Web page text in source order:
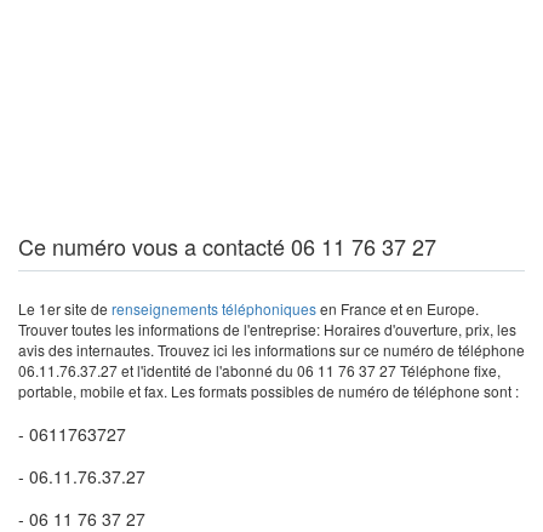
Ce numéro vous a contacté 06 11 76 37 27
Le 1er site de renseignements téléphoniquesen France et en Europe.
Trouver toutes les informations de l'entreprise: Horaires d'ouverture, prix, les
avis des internautes. Trouvez ici les informations sur ce numéro de téléphone
06.11.76.37.27 et l'identité de l'abonné du 06 11 76 37 27 Téléphone fixe,
portable, mobile et fax. Les formats possibles de numéro de téléphone sont :
- 0611763727
- 06.11.76.37.27
- 06 11 76 37 27